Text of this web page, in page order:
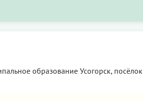
образование Усогорск, посёлок